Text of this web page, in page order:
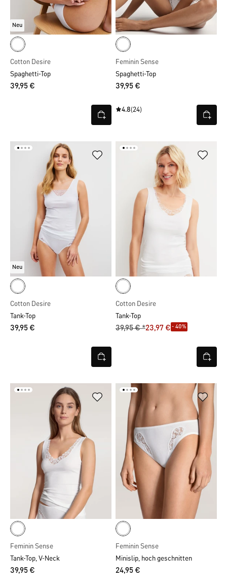
Neu
Cotton Desire
Spaghetti-Top
39,95 €
Feminin Sense
Spaghetti-Top
39,95 €
4.8(24)
Neu
Cotton Desire
Tank-Top
39,95 €
Cotton Desire
Tank-Top
39,95 € *23,97 € - 40%
Feminin Sense
Tank-Top, V-Neck
39,95 €
Feminin Sense
Minislip, hoch geschnitten
24,95 €